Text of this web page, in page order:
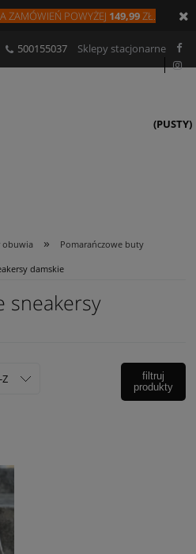
ZAMÓWIEŃ POWYŻEJ 149,99ZŁ.
500155037 Sklepy stacjonarne
(PUSTY)
obuwia » Pomarańczowe buty
damskie
sneakersy
filtruj
produkty